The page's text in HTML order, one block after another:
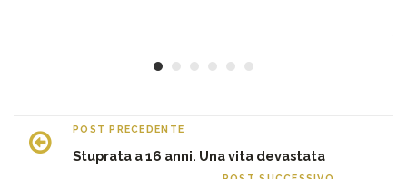
POST PRECEDENTE
Stuprata a 16 anni. Una vita devastata